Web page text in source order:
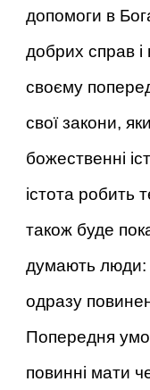
допомоги в
добрих справ
своєму
свої закони,
божественні
істота робить
також буде
думають люди:
одразу
Попередня
повинні мати